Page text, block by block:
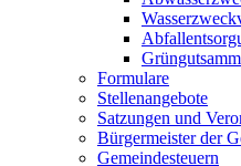
Formulare
Stellenangebote
Satzungen und
Bürgermeister der
Gemeindesteuern